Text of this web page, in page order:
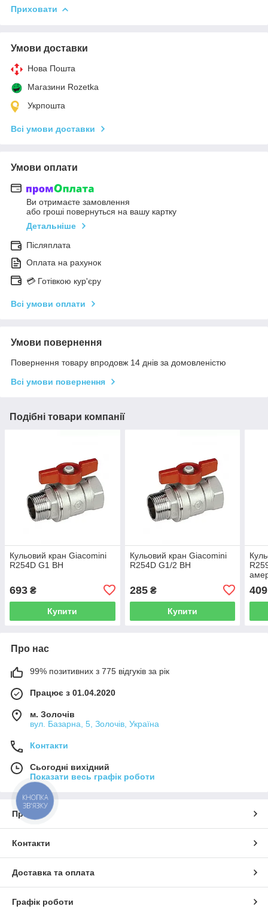
Приховати
Умови доставки
Нова Пошта
Магазини Rozetka
Укрпошта
Всі умови доставки
Умови оплати
Ви отримаєте замовлення
або гроші повернуться на вашу картку
Детальніше
Післяплата
Оплата на рахунок
💳 Готівкою кур'єру
Всі умови оплати
Умови повернення
Повернення товару впродовж 14 днів за домовленістю
Всі умови повернення
Подібні товари компанії
Кульовий кран Giacomini
R254D G1 ВН
693 ₴
Купити
Кульовий кран Giacomini
R254D G1/2 ВН
285₴
Купити
409
Про нас
99% позитивних з 775 відгуків за рік
Працює з 01.04.2020
м. Золочів
вул. Базарна, 5, Золочів, Україна
Контакти
Сьогодні вихідний
Показати весь графік роботи
Про нас
Контакти
Доставка та оплата
Графік роботи
КНОПКА
ЗВ'ЯЗКУ